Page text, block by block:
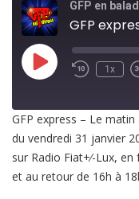
GFP en
Play
Episode
1x
RSS FEED
SHARE
LINK
GFP express – Le
du vendredi 31 janvier
sur Radio Fiat+⁄-Lux,
et au retour de 16h à